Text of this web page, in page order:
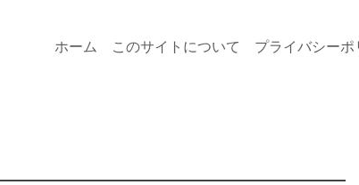
ホーム このサイトについて プライバシーポ